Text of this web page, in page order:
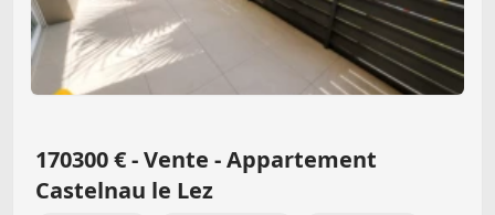
170300 € - Vente - Appartement
Castelnau le Lez